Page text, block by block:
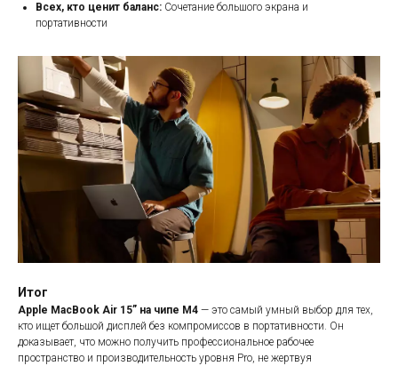
Всех, кто ценит баланс: Сочетание большого экрана и
портативности
Итог
Apple MacBook Air 15” на чипе M4 — это самый умный выбор для тех,
кто ищет большой дисплей без компромиссов в портативности. Он
доказывает, что можно получить профессиональное рабочее
пространство и производительность уровня Pro, не жертвуя